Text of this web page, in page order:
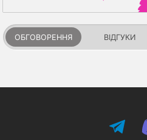
ОБГОВОРЕННЯ ВІДГУКИ